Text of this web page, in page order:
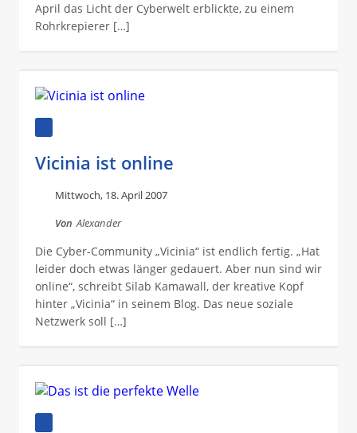
April das Licht der Cyberwelt erblickte, zu einem
Rohrkrepierer […]
Vicinia ist online
Mittwoch, 18. April 2007
Von Alexander
Die Cyber-Community „Vicinia“ ist endlich fertig. „Hat
leider doch etwas länger gedauert. Aber nun sind wir
online“, schreibt Silab Kamawall, der kreative Kopf
hinter „Vicinia“ in seinem Blog. Das neue soziale
Netzwerk soll […]